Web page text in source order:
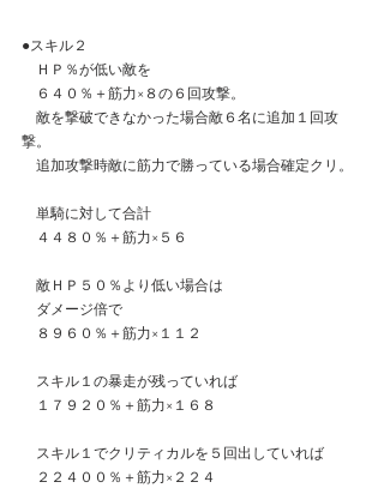
●スキル２
ＨＰ％が低い敵を
６４０％＋筋力×８の６回攻撃。
敵を撃破できなかった場合敵６名に追加１回攻
撃。
追加攻撃時敵に筋力で勝っている場合確定クリ。
単騎に対して合計
４４８０％＋筋力×５６
敵ＨＰ５０％より低い場合は
ダメージ倍で
８９６０％＋筋力×１１２
スキル１の暴走が残っていれば
１７９２０％＋筋力×１６８
スキル１でクリティカルを５回出していれば
２２４００％＋筋力×２２４